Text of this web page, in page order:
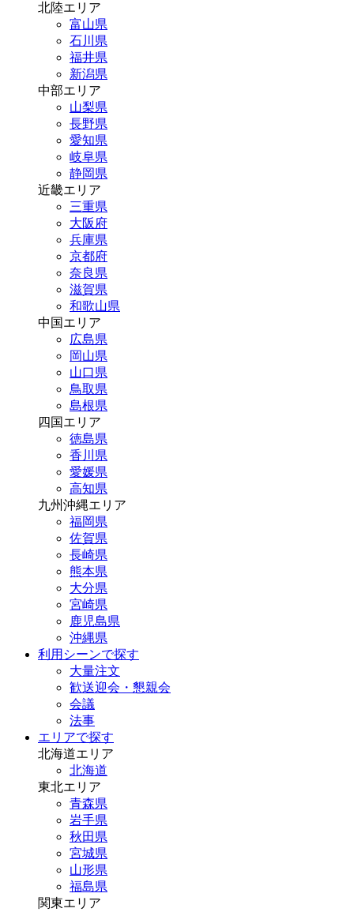
北陸エリア
富山県
石川県
福井県
新潟県
中部エリア
山梨県
長野県
愛知県
岐阜県
静岡県
近畿エリア
三重県
大阪府
兵庫県
京都府
奈良県
滋賀県
和歌山県
中国エリア
広島県
岡山県
山口県
鳥取県
島根県
四国エリア
徳島県
香川県
愛媛県
高知県
九州沖縄エリア
福岡県
佐賀県
長崎県
熊本県
大分県
宮崎県
鹿児島県
沖縄県
利用シーンで探す
大量注文
歓送迎会・懇親会
会議
法事
エリアで探す
北海道エリア
北海道
東北エリア
青森県
岩手県
秋田県
宮城県
山形県
福島県
関東エリア